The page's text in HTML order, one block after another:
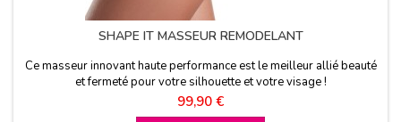
SHAPE IT MASSEUR REMODELANT
Ce masseur innovant haute performance est le meilleur allié beauté
et fermeté pour votre silhouette et votre visage !
Prix
99,90 €